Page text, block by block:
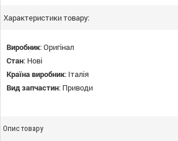
Характеристики товару:
Виробник:Оригінал
Стан: Нові
Країна виробник: Італія
Вид запчастин: Приводи
Опис товару